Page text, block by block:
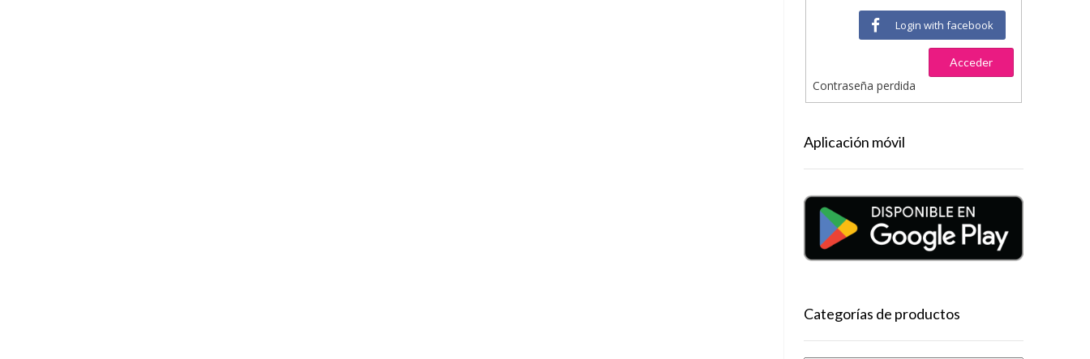
Login with facebook
Acceder
Contraseña perdida
Aplicación móvil
Categorías de productos